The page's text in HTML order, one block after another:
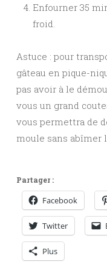
Enfourner 35
froid.
Astuce : pour
gâteau en pique-
pas avoir à le
vous un grand
vous permettra de
moule sans abîmer
Partager :
Facebook
Twitter
Plus